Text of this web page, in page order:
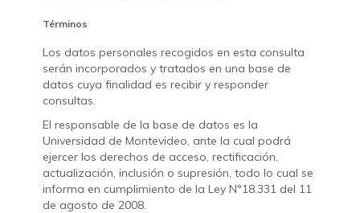
Términos
Los datos personales recogidos en esta consulta
serán incorporados y tratados en una base de
datos cuya finalidad es recibir y responder
consultas.
El responsable de la base de datos es la
Universidad de Montevideo, ante la cual podrá
ejercer los derechos de acceso, rectificación,
actualización, inclusión o supresión, todo lo cual se
informa en cumplimiento de la Ley N°18.331 del 11
de agosto de 2008.